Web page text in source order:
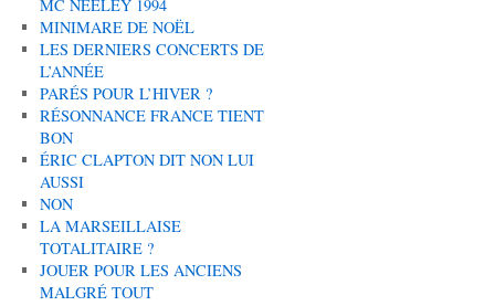
MC NEELEY 1994
MINIMARE DE NOËL
LES DERNIERS CONCERTS DE
L’ANNÉE
PARÉS POUR L’HIVER ?
RÉSONNANCE FRANCE TIENT
BON
ÉRIC CLAPTON DIT NON LUI
AUSSI
NON
LA MARSEILLAISE
TOTALITAIRE ?
JOUER POUR LES ANCIENS
MALGRÉ TOUT